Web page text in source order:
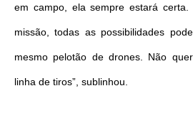
em campo, ela sempre estará
missão, todas as possibilidades
mesmo pelotão de drones. Não
linha de tiros”, sublinhou.